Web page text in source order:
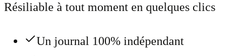
Résiliable à tout moment en quelques clics
Un journal 100% indépendant